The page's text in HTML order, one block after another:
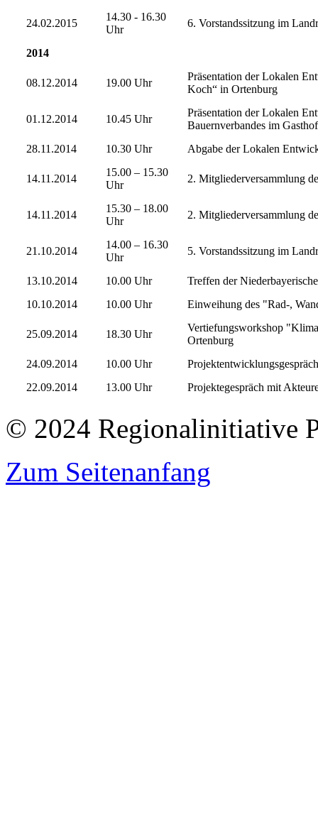
24.02.2015
14.30 - 16.30
Uhr
6. Vorstandssitzung im
2014
08.12.2014 19.00 Uhr
Präsentation der Lokalen
Koch“ in Ortenburg
01.12.2014 10.45 Uhr
Präsentation der Lokalen
Bauernverbandes im
28.11.2014
10.30 Uhr Abgabe der Lokalen
14.11.2014
15.00 – 15.30
Uhr
2. Mitgliederversammlung
14.11.2014
15.30 – 18.00
Uhr
2. Mitgliederversammlung
21.10.2014
14.00 – 16.30
Uhr
5. Vorstandssitzung im
13.10.2014 10.00 Uhr
Treffen der
10.10.2014
10.00 Uhr Einweihung des "Rad-,
25.09.2014 18.30 Uhr
Vertiefungsworkshop
Ortenburg
24.09.2014
10.00 Uhr
22.09.2014
13.00 Uhr Projektegespräch mit
© 2024 Regionalinitiative
Zum Seitenanfang